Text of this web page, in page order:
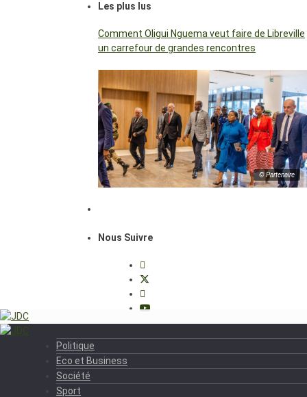
Les plus lus
Comment Oligui Nguema veut faire de Libreville
un carrefour de grandes rencontres
© Partenaire
Nous Suivre
Politique
Eco et Business
Société
Sport